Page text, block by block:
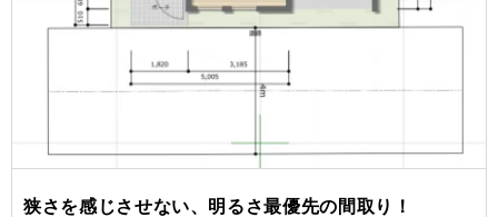
狭さを感じさせない、明るさ最優先の間取り！